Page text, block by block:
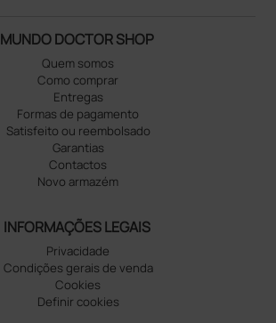
MUNDO DOCTOR SHOP
Quem somos
Como comprar
Entregas
Formas de pagamento
Satisfeito ou reembolsado
Garantias
Contactos
Novo armazém
INFORMAÇÕES LEGAIS
Privacidade
Condições gerais de venda
Cookies
Definir cookies